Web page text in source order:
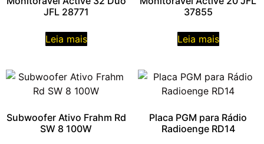
JFL 28771
Leia mais
37855
Leia mais
Subwoofer Ativo Frahm Rd
SW 8 100W
Placa PGM para Rádio
Radioenge RD14